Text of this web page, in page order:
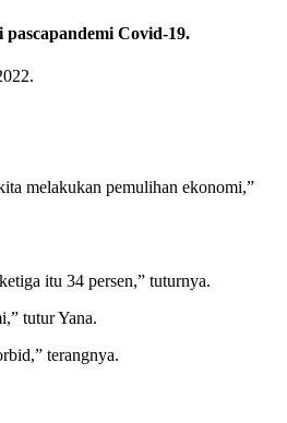
Covid-19.
melakukan pemulihan ekonomi,”
itu 34 persen,” tuturnya.
tutur Yana.
terangnya.